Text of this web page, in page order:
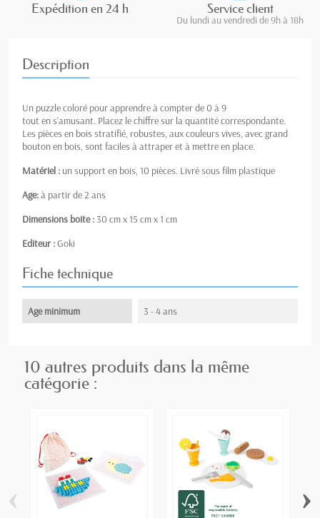
Expédition en 24 h Service client
Du lundi au vendredi de 9h à 18h
Description
Un puzzle coloré pour apprendre à compter de 0 à 9
tout en s'amusant. Placez le chiffre sur la quantité correspondante.
Les pièces en bois stratifié, robustes, aux couleurs vives, avec grand
bouton en bois, sont faciles à attraper et à mettre en place.
Matériel : un support en bois, 10 pièces. Livré sous film plastique
Age:à partir de 2 ans
Dimensions boite : 30 cm x 15 cm x 1 cm
Editeur :Goki
Fiche technique
Age minimum 3 - 4 ans
10 autres produits dans la même
catégorie :
‹ ›